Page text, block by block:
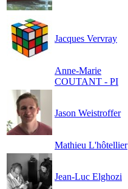
Jacques Vervray
Anne-Marie
COUTANT - PI
Jason Weistroffer
Mathieu L'hôtellier
Jean-Luc Elghozi